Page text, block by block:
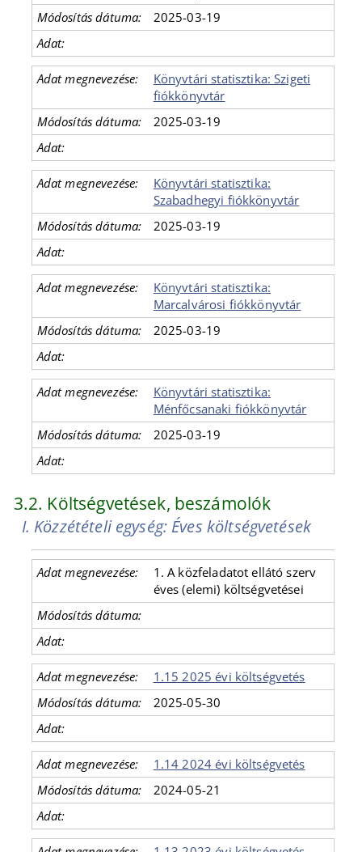
2025-03-19
Könyvtári statisztika: Szigeti
fiókkönyvtár
2025-03-19
Könyvtári statisztika:
Szabadhegyi fiókkönyvtár
2025-03-19
Könyvtári statisztika:
Marcalvárosi fiókkönyvtár
2025-03-19
Könyvtári statisztika:
Ménfőcsanaki fiókkönyvtár
2025-03-19
3.2. Költségvetések, beszámolók
I. Közzétételi egység: Éves költségvetések
1. A közfeladatot ellátó szerv
éves (elemi) költségvetései
1.15 2025 évi költségvetés
2025-05-30
1.14 2024 évi költségvetés
2024-05-21